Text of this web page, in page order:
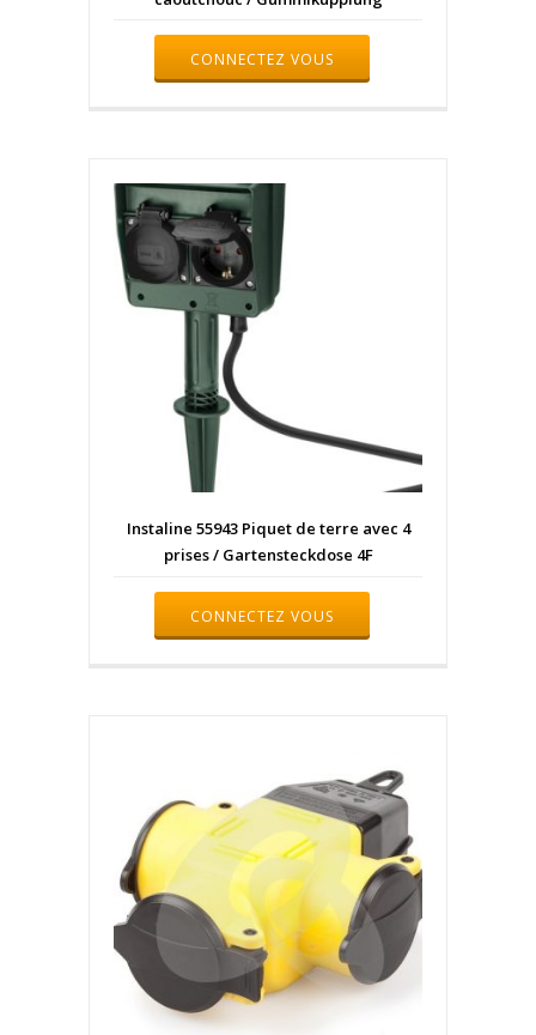
CONNECTEZ VOUS
Instaline 55943 Piquet de terre avec 4
prises / Gartensteckdose 4F
CONNECTEZ VOUS